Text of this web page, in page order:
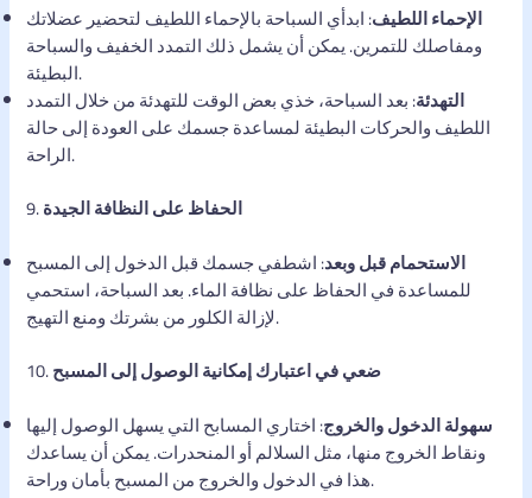
الإحماء اللطيف: ابدأي السباحة بالإحماء اللطيف لتحضير عضلاتك
ومفاصلك للتمرين. يمكن أن يشمل ذلك التمدد الخفيف والسباحة
البطيئة.
التهدئة: بعد السباحة، خذي بعض الوقت للتهدئة من خلال التمدد
اللطيف والحركات البطيئة لمساعدة جسمك على العودة إلى حالة
الراحة.
9.الحفاظ على النظافة الجيدة
الاستحمام قبل وبعد: اشطفي جسمك قبل الدخول إلى المسبح
للمساعدة في الحفاظ على نظافة الماء. بعد السباحة، استحمي
لإزالة الكلور من بشرتك ومنع التهيج.
10.ضعي في اعتبارك إمكانية الوصول إلى المسبح
سهولة الدخول والخروج: اختاري المسابح التي يسهل الوصول إليها
ونقاط الخروج منها، مثل السلالم أو المنحدرات. يمكن أن يساعدك
هذا في الدخول والخروج من المسبح بأمان وراحة.